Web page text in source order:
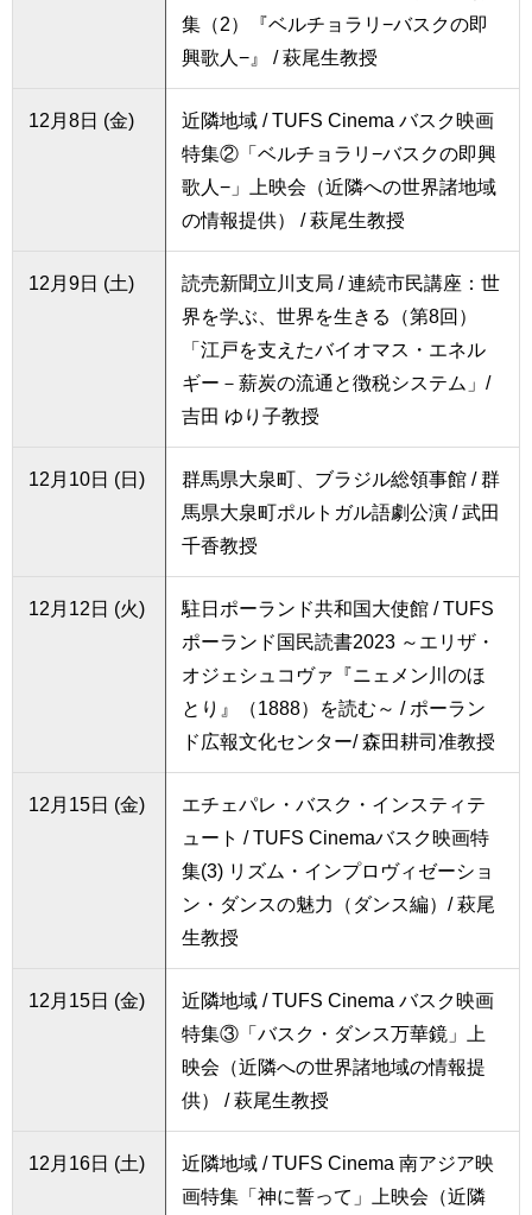
集（2）『ベルチョラリ−バスクの即
興歌人−』 / 萩尾生教授
12月8日 (金)
近隣地域 / TUFS Cinema バスク映画
特集②「ベルチョラリ−バスクの即興
歌人−」上映会（近隣への世界諸地域
の情報提供） / 萩尾生教授
12月9日 (土)
読売新聞立川支局 / 連続市民講座：世
界を学ぶ、世界を生きる（第8回）
「江戸を支えたバイオマス・エネル
ギー－薪炭の流通と徴税システム」/
吉田 ゆり子教授
12月10日 (日)
群馬県大泉町、ブラジル総領事館 / 群
馬県大泉町ポルトガル語劇公演 / 武田
千香教授
12月12日 (火)
駐日ポーランド共和国大使館 / TUFS
ポーランド国民読書2023 ～エリザ・
オジェシュコヴァ『ニェメン川のほ
とり』（1888）を読む～ / ポーラン
ド広報文化センター/ 森田耕司准教授
12月15日 (金)
エチェパレ・バスク・インスティテ
ュート / TUFS Cinemaバスク映画特
集(3) リズム・インプロヴィゼーショ
ン・ダンスの魅力（ダンス編）/ 萩尾
生教授
12月15日 (金)
近隣地域 / TUFS Cinema バスク映画
特集③「バスク・ダンス万華鏡」上
映会（近隣への世界諸地域の情報提
供） / 萩尾生教授
12月16日 (土)
近隣地域 / TUFS Cinema 南アジア映
画特集「神に誓って」上映会（近隣